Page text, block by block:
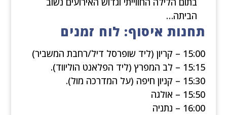
הביתה…
תחנות איסוף: לוח זמנים
15:00 – קריון (ליד שופרסל דיל/רחבת המשביר)
15:15 – לב המפרץ (ליד הפלאנט הוליווד).
15:30 – קניון חיפה (על המדרכה מול).
15:50 – אולגה
16:00 – נתניה